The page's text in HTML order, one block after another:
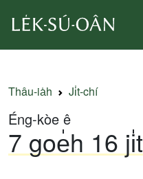
Thâu-ia̍h Ji̍t-chí
Éng-kòe ê
7 goe̍h 16 ji̍t